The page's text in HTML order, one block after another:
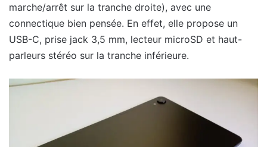
marche/arrêt sur la tranche droite), avec une
connectique bien pensée. En effet, elle propose un
USB-C, prise jack 3,5 mm, lecteur microSD et haut-
parleurs stéréo sur la tranche inférieure.